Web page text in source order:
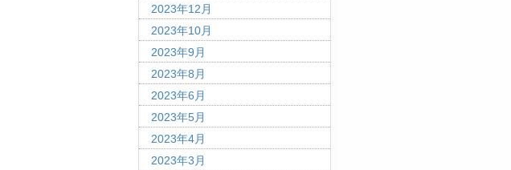
2023年12月
2023年10月
2023年9月
2023年8月
2023年6月
2023年5月
2023年4月
2023年3月